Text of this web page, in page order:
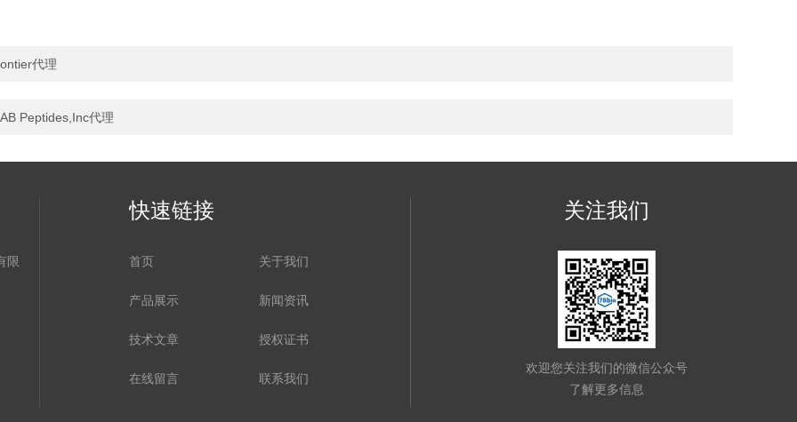
ontier代理
AB Peptides,Inc代理
限
快速链接
首页 关于我们
产品展示 新闻资讯
技术文章 授权证书
在线留言 联系我们
关注我们
欢迎您关注我们的微信公众号
了解更多信息